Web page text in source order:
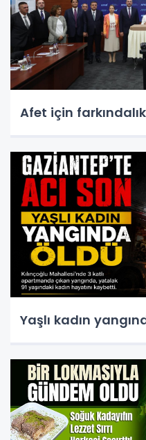
Afet için
Yaşlı kadın